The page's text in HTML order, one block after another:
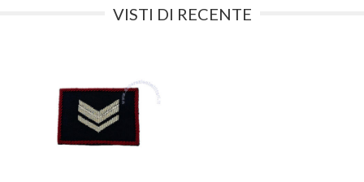
VISTI DI RECENTE